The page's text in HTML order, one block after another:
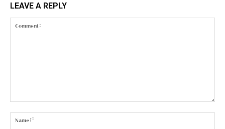
LEAVE A REPLY